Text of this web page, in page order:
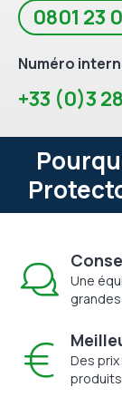
0801 23
Numéro
+33 (0)3
Une
grandes
Des
produits.